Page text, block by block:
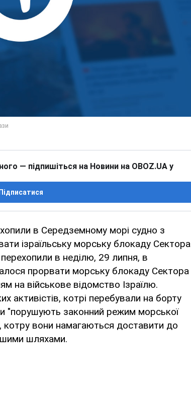
— підпишіться на Новини на OBOZ.UA у
Підписатися
в Середземному морі судно з
ізраїльську морську блокаду Сектора
в неділю, 29 липня, в
прорвати морську блокаду Сектора
на військове відомство Ізраїлю.
активістів, котрі перебували на борту
"порушують законний режим морської
котру вони намагаються доставити до
шляхами.